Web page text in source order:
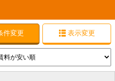
件変更 表示変更